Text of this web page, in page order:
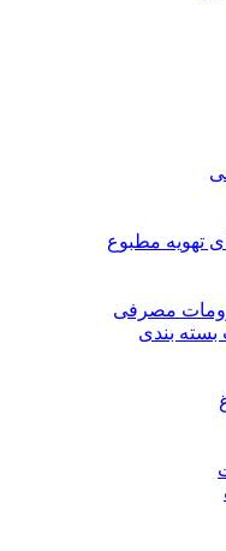
تهویه مطبوع
مصرفی
بسته بندی